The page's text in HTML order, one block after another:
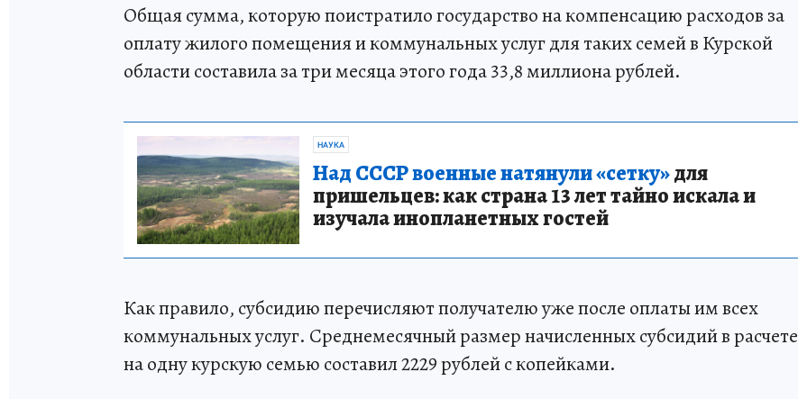
Общая сумма, которую поистратило государство на компенсацию расходов за
оплату жилого помещения и коммунальных услуг для таких семей в Курской
области составила за три месяца этого года 33,8 миллиона рублей.
НАУКА
Над СССР военные натянули «сетку»для
пришельцев: как страна 13 лет тайно искала и
изучала инопланетных гостей
Как правило, субсидию перечисляют получателю уже после оплаты им всех
коммунальных услуг. Среднемесячный размер начисленных субсидий в расчете
на одну курскую семью составил 2229 рублей с копейками.